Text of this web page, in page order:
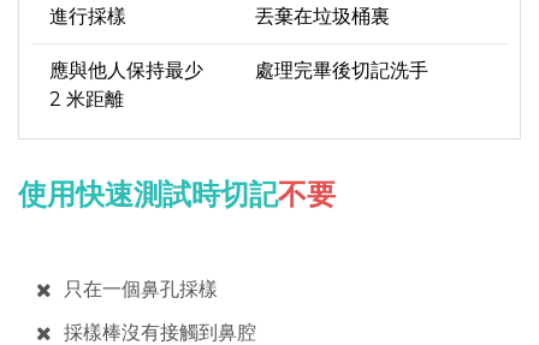
進行採樣
丟棄在垃圾桶裏
應與他人保持最少
2 米距離
處理完畢後切記洗手
使用快速測試時切記不要
只在一個鼻孔採樣
採樣棒沒有接觸到鼻腔